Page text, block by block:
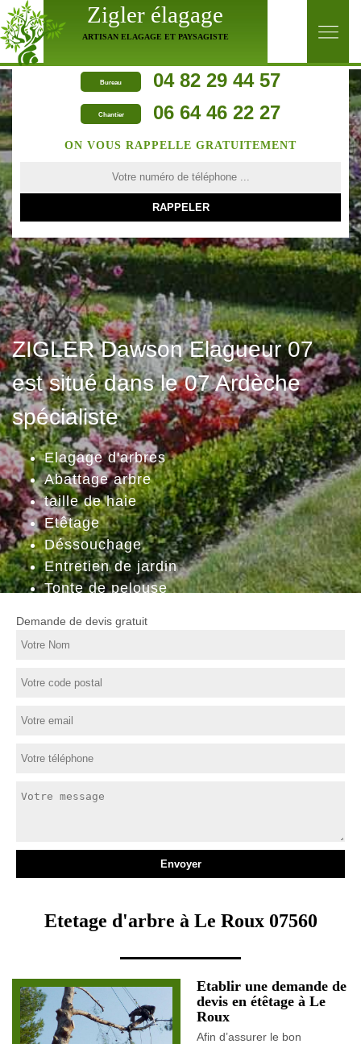
Zigler élagage
ARTISAN ELAGAGE ET PAYSAGISTE
Bureau 04 82 29 44 57
Chantier 06 64 46 22 27
ZIGLER Dawson Elagueur 07
est situé dans le 07 Ardèche
spécialiste
Elagage d'arbres
Abattage arbre
taille de haie
Etêtage
Déssouchage
Entretien de jardin
Tonte de pelouse
ON VOUS RAPPELLE GRATUITEMENT
Demande de devis gratuit
Etetage d'arbre à Le Roux 07560
Etablir une demande de
devis en étêtage à Le
Roux
Afin d’assurer le bon